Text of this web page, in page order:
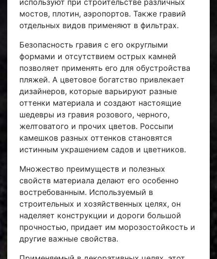
используют при строительстве различных
мостов, плотин, аэропортов. Также гравий
отдельных видов применяют в фильтрах.
Безопасность гравия с его округлыми
формами и отсутствием острых камней
позволяет применять его для обустройства
пляжей. А цветовое богатство привлекает
дизайнеров, которые варьируют разные
оттенки материала и создают настоящие
шедевры из гравия розового, черного,
желтоватого и прочих цветов. Россыпи
камешков разных оттенков становятся
истинным украшением садов и цветников.
Множество преимуществ и полезных
свойств материала делают его особенно
востребованным. Используемый в
строительных и хозяйственных целях, он
наделяет конструкции и дороги большой
прочностью, придает им морозостойкость и
другие важные свойства.